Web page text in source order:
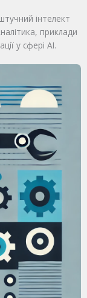
інтелект
приклади
у сфері AI.